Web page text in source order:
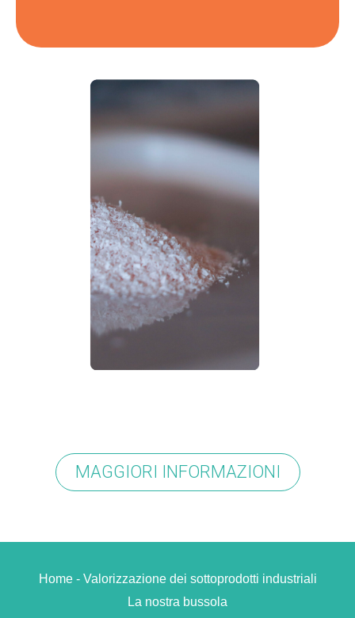
MAGGIORI INFORMAZIONI
Home - Valorizzazione dei sottoprodotti industriali
La nostra bussola